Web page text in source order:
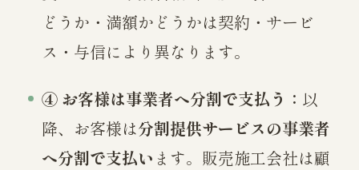
どうか・満額かどうかは契約・サービ
ス・与信により異なります。
④ お客様は事業者へ分割で支払う： 以
降、お客様は分割提供サービスの事業者
へ分割で支払い ます。販売施工会社は顧